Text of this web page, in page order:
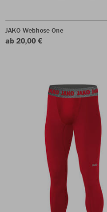
JAKO Webhose One
ab 20,00 €